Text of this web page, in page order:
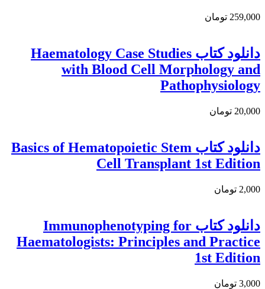
259,000 تومان
دانلود کتاب Haematology Case Studies
with Blood Cell Morphology and
Pathophysiology
20,000 تومان
دانلود کتاب Basics of Hematopoietic Stem
Cell Transplant 1st Edition
2,000 تومان
دانلود کتاب Immunophenotyping for
Haematologists: Principles and Practice
1st Edition
3,000 تومان